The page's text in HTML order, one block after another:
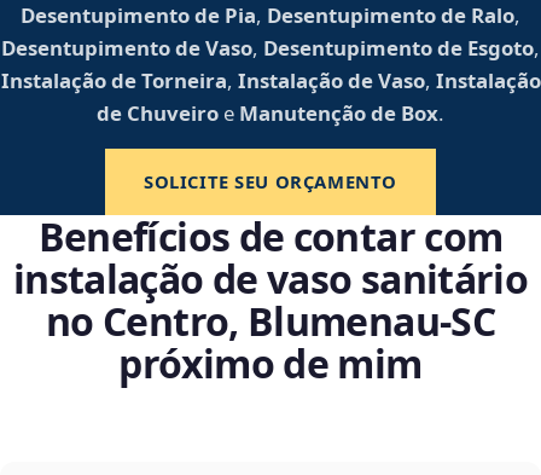
Desentupimento de Pia, Desentupimento de Ralo,
Desentupimento de Vaso, Desentupimento de Esgoto,
Instalação de Torneira, Instalação de Vaso, Instalação
de Chuveiro e Manutenção de Box.
SOLICITE SEU ORÇAMENTO
Benefícios de contar com
instalação de vaso sanitário
no Centro, Blumenau‑SC
próximo de mim